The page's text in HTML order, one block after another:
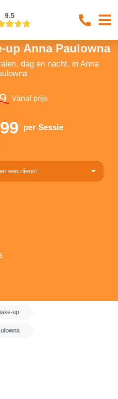
9.5
up Anna Paulowna
dag en nacht. in Anna
Vanaf prijs
99per Sessie
een dienst
up